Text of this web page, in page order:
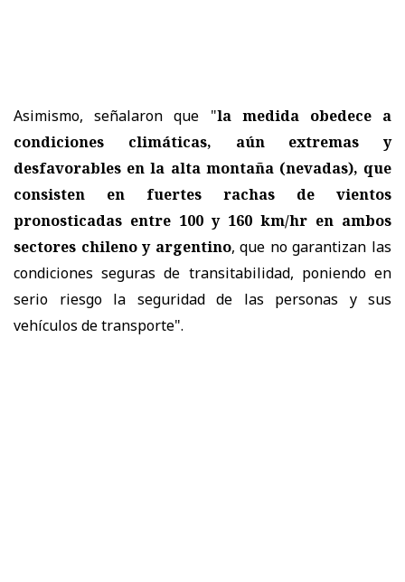
Asimismo, señalaron que "la medida obedece a
condiciones climáticas, aún extremas y
desfavorables en la alta montaña (nevadas), que
consisten en fuertes rachas de vientos
pronosticadas entre 100 y 160 km/hr en ambos
sectores chileno y argentino, que no garantizan las
condiciones seguras de transitabilidad, poniendo en
serio riesgo la seguridad de las personas y sus
vehículos de transporte".